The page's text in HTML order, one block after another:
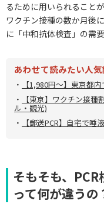
るために用いられること
ワクチン接種の数か月後
に「中和抗体検査」の需
あわせて読みたい人
・
【1,980円～】東京都
・
【東京】ワクチン接
ル・観光)
・
【郵送PCR】自宅で唾
そもそも、
って何が違うの